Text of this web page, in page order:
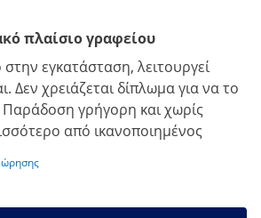
πλαίσιο γραφείου
στην εγκατάσταση, λειτουργεί
Δεν χρειάζεται δίπλωμα για να το
γρήγορη και χωρίς
από ικανοποιημένος